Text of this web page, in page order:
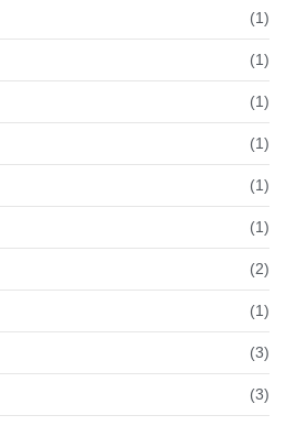
(1)
(1)
(1)
(1)
(1)
(1)
(2)
(1)
(3)
(3)